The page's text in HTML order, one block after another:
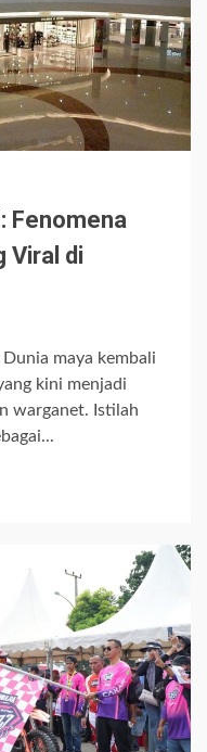
Fenomena
Viral di
maya kembali
kini menjadi
warganet. Istilah